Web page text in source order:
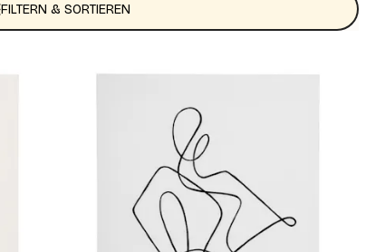
FILTERN & SORTIEREN